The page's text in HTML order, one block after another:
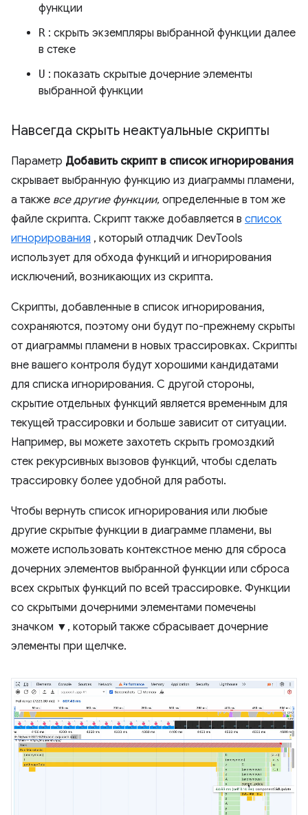
функции
R : скрыть экземпляры выбранной функции далее
в стеке
U : показать скрытые дочерние элементы
выбранной функции
Навсегда скрыть неактуальные скрипты
Параметр Добавить скрипт в список игнорирования
скрывает выбранную функцию из диаграммы пламени,
а также все другие функции, определенные в том же
файле скрипта. Скрипт также добавляется в список
игнорирования , который отладчик DevTools
использует для обхода функций и игнорирования
исключений, возникающих из скрипта.
Скрипты, добавленные в список игнорирования,
сохраняются, поэтому они будут по-прежнему скрыты
от диаграммы пламени в новых трассировках. Скрипты
вне вашего контроля будут хорошими кандидатами
для списка игнорирования. С другой стороны,
скрытие отдельных функций является временным для
текущей трассировки и больше зависит от ситуации.
Например, вы можете захотеть скрыть громоздкий
стек рекурсивных вызовов функций, чтобы сделать
трассировку более удобной для работы.
Чтобы вернуть список игнорирования или любые
другие скрытые функции в диаграмме пламени, вы
можете использовать контекстное меню для сброса
дочерних элементов выбранной функции или сброса
всех скрытых функций по всей трассировке. Функции
со скрытыми дочерними элементами помечены
значком ▼, который также сбрасывает дочерние
элементы при щелчке.